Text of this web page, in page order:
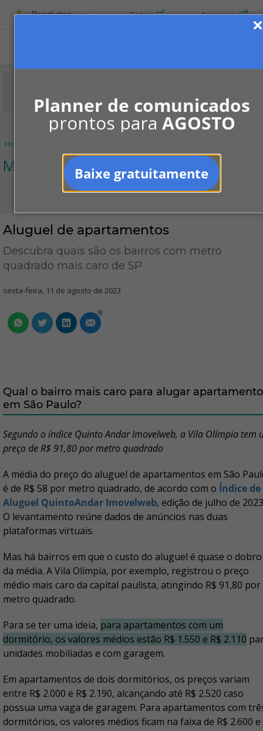
Planner de comunicados
prontos para AGOSTO
Baixe gratuitamente
Produtos Cotar Anunciar
Home
Mercado
Aluguel de apartamentos
Descubra quais são os bairros com metro
quadrado mais caro de SP
sexta-feira, 11 de agosto de 2023
0
Qual o bairro mais caro para alugar apartamento
em São Paulo?
Segundo o índice Quinto Andar Imovelweb, a Vila Olímpia tem
preço de R$ 91,80 por metro quadrado
A média do preço do aluguel de apartamentos em São
é de R$ 58 por metro quadrado, de acordo com o Índice de
Aluguel QuintoAndar Imovelweb, edição de julho de
O levantamento reúne dados de anúncios nas duas
plataformas virtuais.
Mas há bairros em que o custo do aluguel é quase o dobro
da média. A Vila Olímpia, por exemplo, registrou o preço
médio mais caro da capital paulista, atingindo R$ 91,80 por
metro quadrado.
Para se ter uma ideia, para apartamentos com um
dormitório, os valores médios estão R$ 1.550 e R$ 2.110
unidades mobiliadas e com garagem.
Em apartamentos de dois dormitórios, os preços variam
entre R$ 2.000 e R$ 2.190, alcançando até R$ 2.520 caso
possua uma vaga de garagem. Para apartamentos com
dormitórios, os valores médios ficam na faixa de R$ 2.600 e